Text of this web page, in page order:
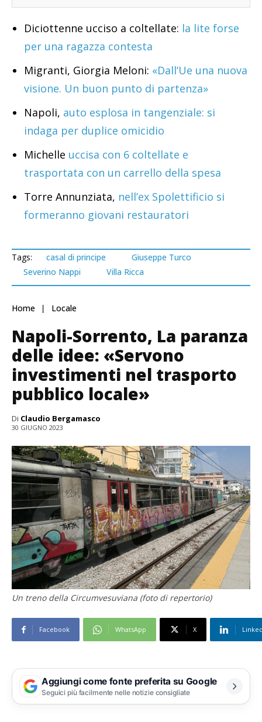
Diciottenne ucciso a coltellate: la lite forse
per una ragazza contesta
Migranti, Giorgia Meloni: «Dall’Ue una nuova
visione. Un buon punto di partenza»
Napoli, auto esplosa in tangenziale: si
indaga per duplice omicidio
Michelle uccisa con 6 coltellate e
trasportata con un carrello della spesa
Torre Annunziata, nell’ex Spolettificio si
formeranno giovani restauratori
Tags: casal di principe
Giuseppe Turco
Severino Nappi
Villa Ricca
Home Locale
Napoli-Sorrento, La paranza
delle idee: «Servono
investimenti nel trasporto
pubblico locale»
Di Claudio Bergamasco
30 GIUGNO 2023
Un treno della Circumvesuviana (foto di repertorio)
Facebook WhatsApp X
Aggiungi come fonte preferita su Google
Seguici più facilmente nelle notizie consigliate